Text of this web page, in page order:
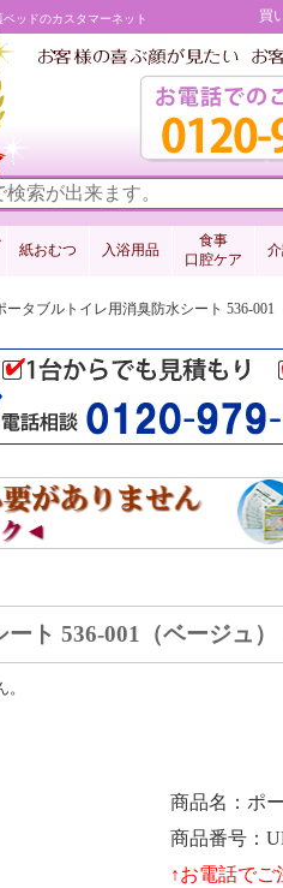
ッドのカスタマーネット 買
紙おむつ 入浴用品
食事
口腔ケア
ータブルトイレ用消臭防水シート 536-
ト 536-001（ベージュ）
商品名
ポ
商品番号